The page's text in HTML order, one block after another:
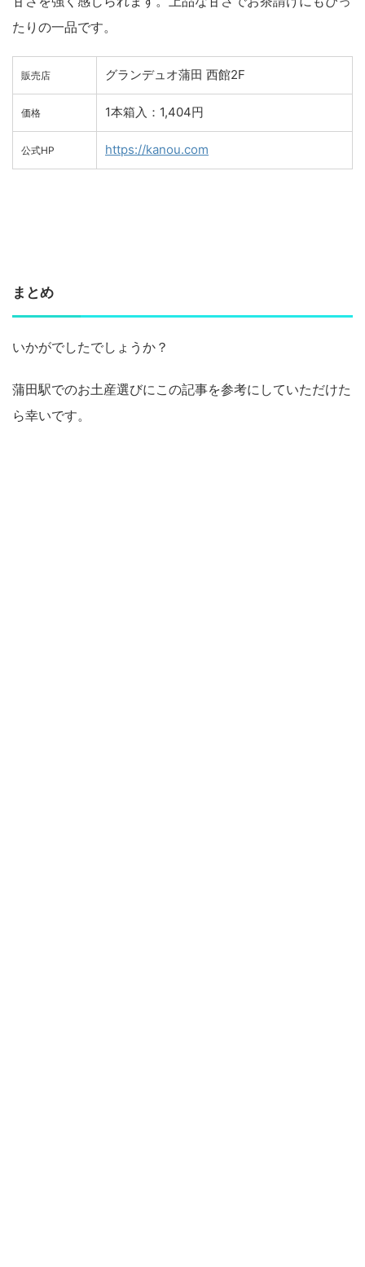
たりの一品です。
販売店 グランデュオ蒲田 西館2F
価格 1本箱入：1,404円
公式HP https://kanou.com
まとめ
いかがでしたでしょうか？
蒲田駅でのお土産選びにこの記事を参考にしていただけた
ら幸いです。